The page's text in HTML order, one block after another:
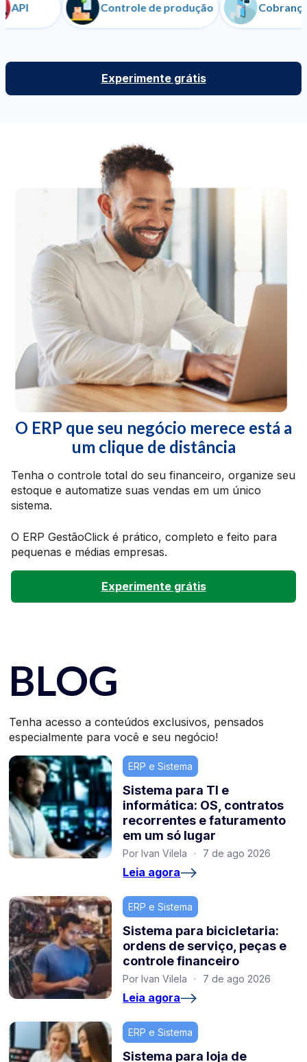
Controle de produção
Experimente grátis
O ERP que seu negócio merece está a
um clique de distância
Tenha o controle total do seu financeiro, organize seu
estoque e automatize suas vendas em um único
sistema.
O ERP GestãoClick é prático, completo e feito para
pequenas e médias empresas.
Experimente grátis
BLOG
Tenha acesso a conteúdos exclusivos, pensados
especialmente para você e seu negócio!
ERP e Sistema
Sistema para TI e
informática: OS, contratos
recorrentes e faturamento
em um só lugar
Por Ivan Vilela · 7 de ago 2026
Leia agora
ERP e Sistema
Sistema para bicicletaria:
ordens de serviço, peças e
controle financeiro
Por Ivan Vilela · 7 de ago 2026
Leia agora
ERP e Sistema
Sistema para loja de